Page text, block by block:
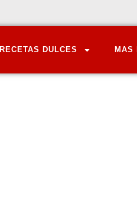
RECETAS DULCES MAS